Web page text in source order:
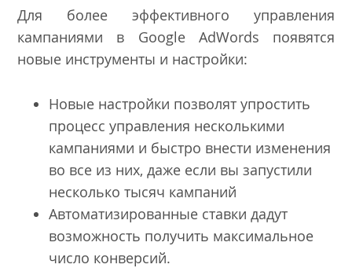
Для более эффективного управления
кампаниями в Google AdWords появятся
новые инструменты и настройки:
Новые настройки позволят упростить
процесс управления несколькими
кампаниями и быстро внести изменения
во все из них, даже если вы запустили
несколько тысяч кампаний
Автоматизированные ставки дадут
возможность получить максимальное
число конверсий.